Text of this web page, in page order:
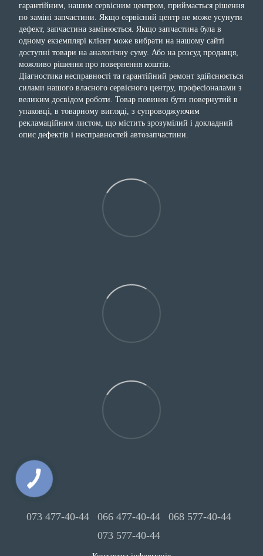
гарантійним, нашим сервісним центром, приймається рішення
по заміні запчастини. Якщо сервісний центр не може усунути
дефект, запчастина замінюється. Якщо запчастина була в
одному екземплярі клієнт може вибрати на нашому сайті
доступні товари на аналогічну суму. Або на розсуд продавця,
можливо рішення про повернення коштів.
Діагностика несправності та гарантійний ремонт здійснюється
силами нашого власного сервісного центру, професіоналами з
великим досвідом роботи. Товар повинен бути повернутий в
упаковці, в товарному вигляді, з супроводжуючим
рекламаційним листом, що містить зрозумілий і докладний
опис дефектів і несправностей автозапчастини.
073 477-40-44 066 477-40-44
068 577-40-44
073 577-40-44